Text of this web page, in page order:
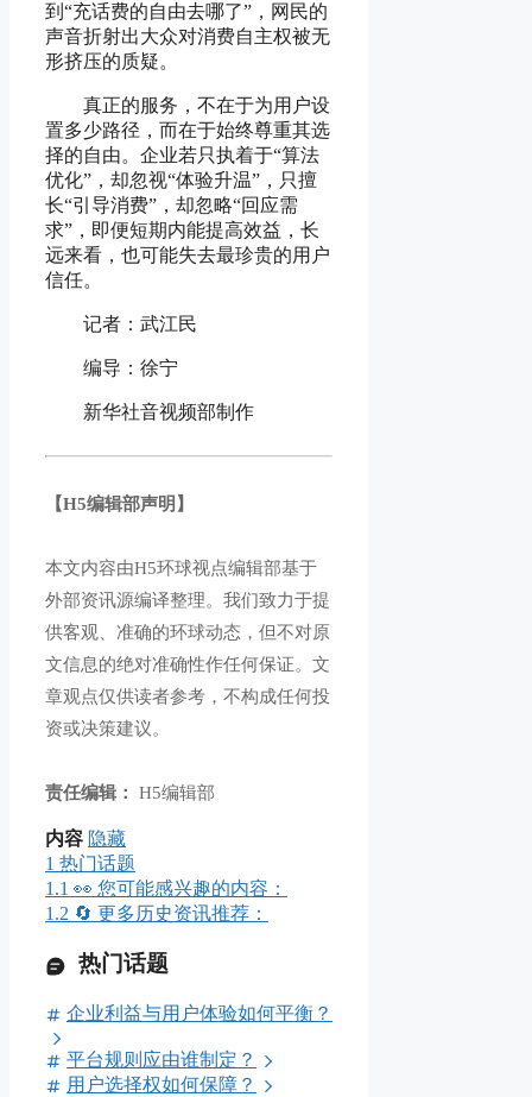
到“充话费的自由去哪了”，网民的
声音折射出大众对消费自主权被无
形挤压的质疑。
真正的服务，不在于为用户设
置多少路径，而在于始终尊重其选
择的自由。企业若只执着于“算法
优化”，却忽视“体验升温”，只擅
长“引导消费”，却忽略“回应需
求”，即便短期内能提高效益，长
远来看，也可能失去最珍贵的用户
信任。
记者：武江民
编导：徐宁
新华社音视频部制作
【H5编辑部声明】
本文内容由H5环球视点编辑部基于
外部资讯源编译整理。我们致力于提
供客观、准确的环球动态，但不对原
文信息的绝对准确性作任何保证。文
章观点仅供读者参考，不构成任何投
资或决策建议。
责任编辑： H5编辑部
内容 隐藏
1 热门话题
1.1 👀 您可能感兴趣的内容：
1.2 🔄 更多历史资讯推荐：
热门话题
企业利益与用户体验如何平衡？
平台规则应由谁制定？
用户选择权如何保障？